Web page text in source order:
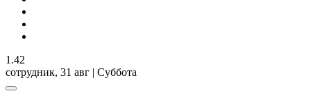
1.42
сотрудник, 31 авг | Суббота